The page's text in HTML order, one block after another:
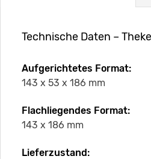
Technische Daten –
Aufgerichtetes Format:
143 x 53 x 186 mm
Flachliegendes Format:
143 x 186 mm
Lieferzustand: